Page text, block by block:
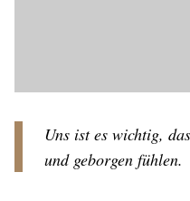
Uns ist es wichtig,
und geborgen fühlen.